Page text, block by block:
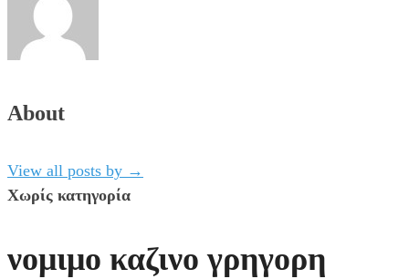
About
View all posts by →
Χωρίς κατηγορία
νομιμο καζινο γρηγορη